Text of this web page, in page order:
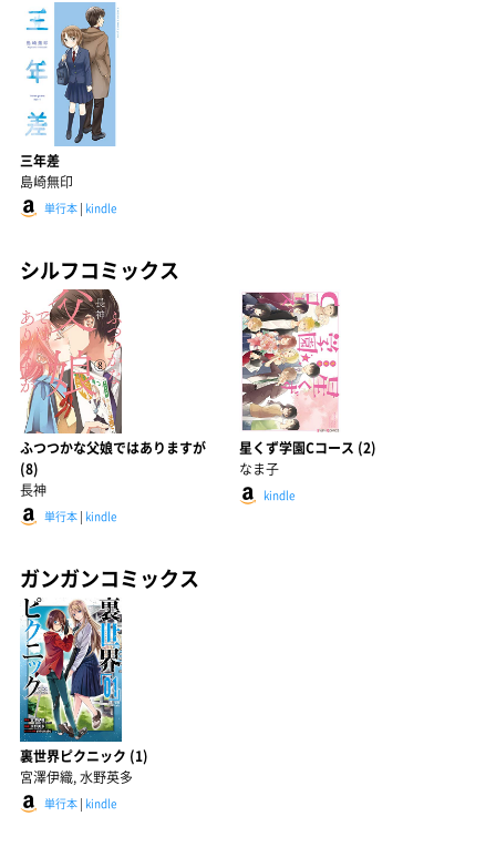
三年差
島崎無印
単行本 | kindle
シルフコミックス
ふつつかな父娘ではありますが
(8)
長神
単行本 | kindle
星くず学園Cコース (2)
なま子
kindle
ガンガンコミックス
裏世界ピクニック (1)
宮澤伊織, 水野英多
単行本 | kindle